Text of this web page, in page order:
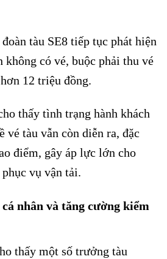
tàu SE8 tiếp tục phát hiện
không có vé, buộc phải thu vé
12 triệu đồng.
thấy tình trạng hành khách
vé tàu vẫn còn diễn ra, đặc
điểm, gây áp lực lớn cho
vụ vận tải.
nhân và tăng cường kiểm
thấy một số trưởng tàu